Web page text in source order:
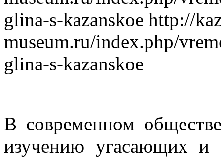
glina-s-kazanskoe http://
museum.ru/index.php/
glina-s-kazanskoe
В современном
изучению угасающих и